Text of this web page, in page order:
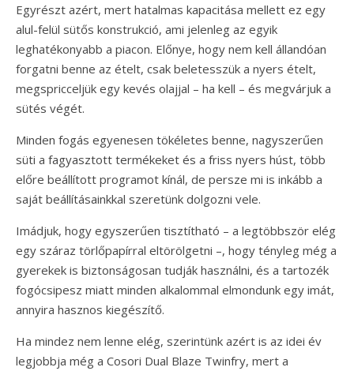
Egyrészt azért, mert hatalmas kapacitása mellett ez egy
alul-felül sütős konstrukció, ami jelenleg az egyik
leghatékonyabb a piacon. Előnye, hogy nem kell állandóan
forgatni benne az ételt, csak beletesszük a nyers ételt,
megspricceljük egy kevés olajjal – ha kell – és megvárjuk a
sütés végét.
Minden fogás egyenesen tökéletes benne, nagyszerűen
süti a fagyasztott termékeket és a friss nyers húst, több
előre beállított programot kínál, de persze mi is inkább a
saját beállításainkkal szeretünk dolgozni vele.
Imádjuk, hogy egyszerűen tisztítható – a legtöbbször elég
egy száraz törlőpapírral eltörölgetni –, hogy tényleg még a
gyerekek is biztonságosan tudják használni, és a tartozék
fogócsipesz miatt minden alkalommal elmondunk egy imát,
annyira hasznos kiegészítő.
Ha mindez nem lenne elég, szerintünk azért is az idei év
legjobbja még a Cosori Dual Blaze Twinfry, mert a